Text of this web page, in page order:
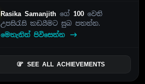
Rasika Samanjithගේ 100වෙනි
උපසිරැසි කඩයීමට සුබ පතන්න.
මෙතැනින් පිවිසෙන්න
SEE ALL ACHIEVEMENTS